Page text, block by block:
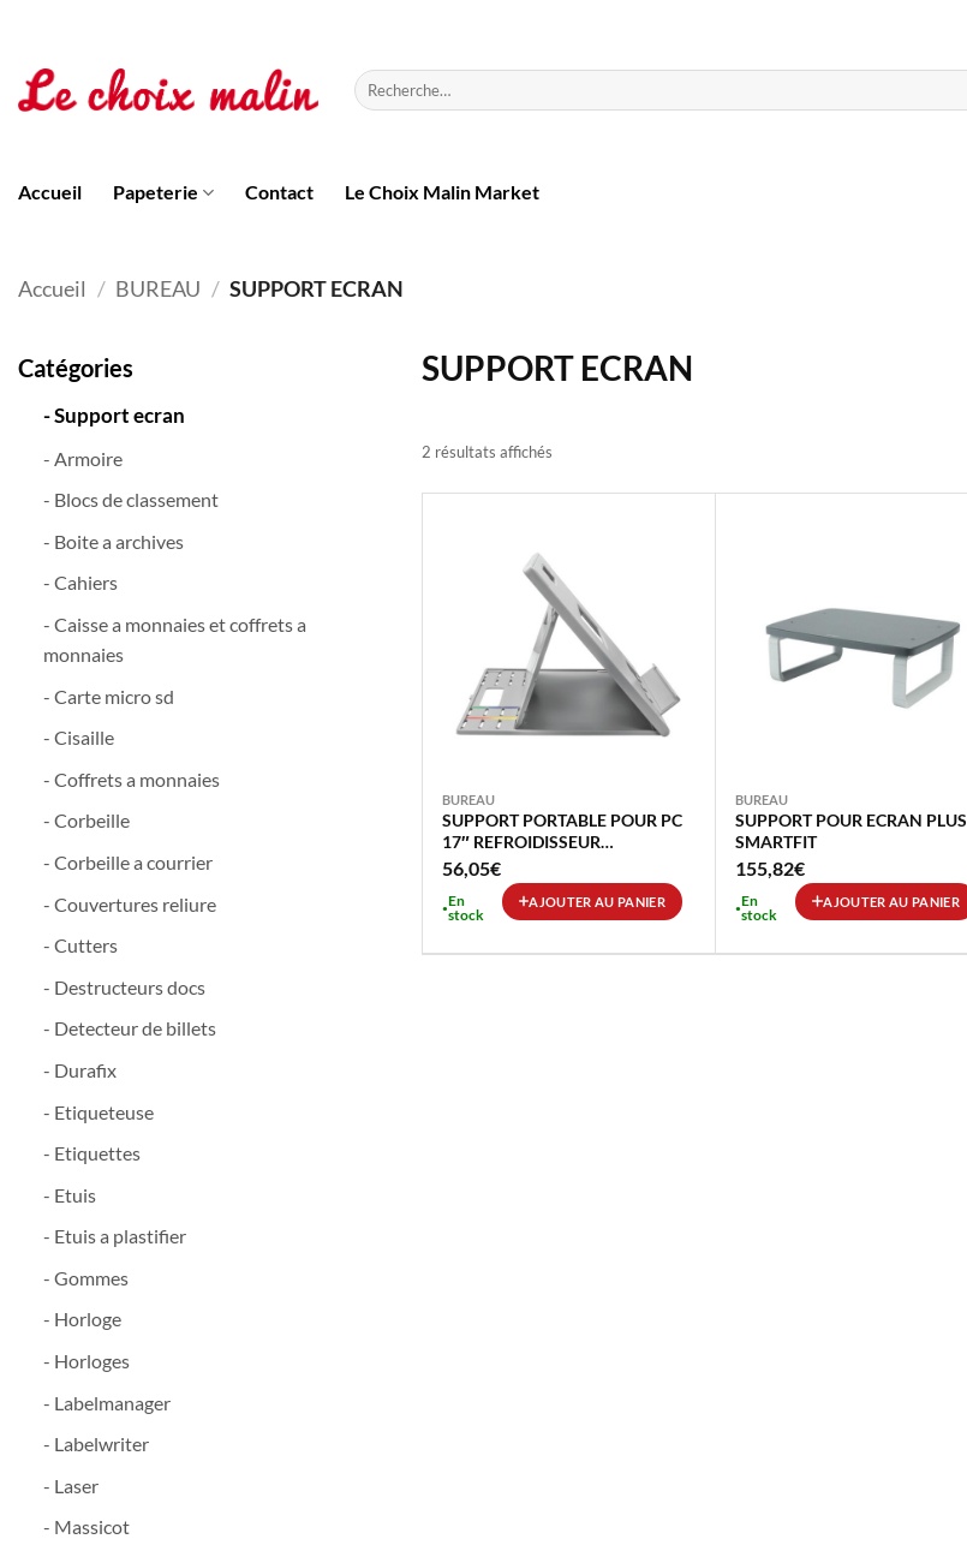
contenu
Recherche
pour :
Accueil Papeterie Contact Le Choix Malin Market
Accueil / BUREAU / SUPPORT ECRAN
Catégories
- Support ecran
- Armoire
- Blocs de classement
- Boite a archives
- Cahiers
- Caisse a monnaies et coffrets a
monnaies
- Carte micro sd
- Cisaille
- Coffrets a monnaies
- Corbeille
- Corbeille a courrier
- Couvertures reliure
- Cutters
- Destructeurs docs
- Detecteur de billets
- Durafix
- Etiqueteuse
- Etiquettes
- Etuis
- Etuis a plastifier
- Gommes
- Horloge
- Horloges
- Labelmanager
- Labelwriter
- Laser
- Massicot
SUPPORT ECRAN
2 résultats affichés
BUREAU
SUPPORT PORTABLE POUR PC
17″ REFROIDISSEUR
KENSINGTON
56,05€
En
stock
AJOUTER AU PANIER
BUREAU
SUPPORT POUR ECRAN PLUS
SMARTFIT
155,82€
En
stock
AJOUTER AU PANIER